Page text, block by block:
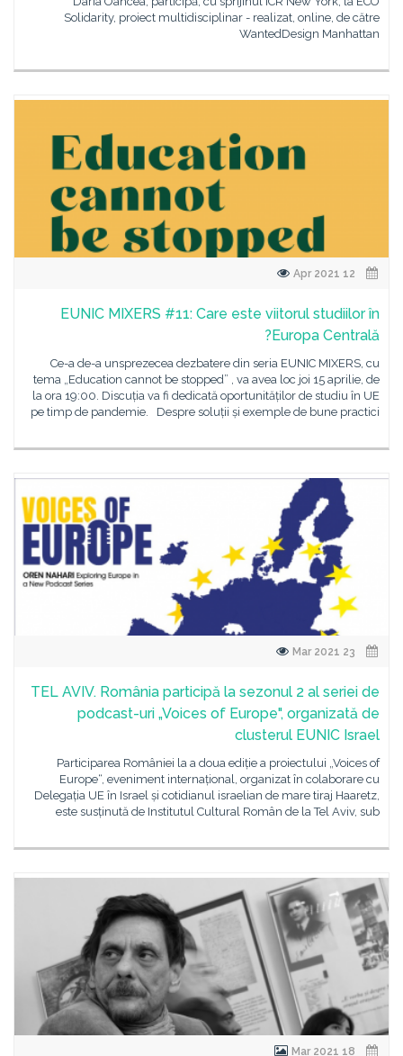
Solidarity, proiect multidisciplinar - realizat, online, de către
WantedDesign Manhattan
EUNIC MIXERS #11: Care este viitorul studiilor în
Europa Centrală?
Ce-a de-a unsprezecea dezbatere din seria EUNIC MIXERS, cu
tema „Education cannot be stopped” , va avea loc joi 15 aprilie, de
la ora 19:00. Discuția va fi dedicată oportunităților de studiu în UE
pe timp de pandemie. Despre soluții și exemple de bune practici
TEL AVIV. România participă la sezonul 2 al seriei de
podcast-uri „Voices of Europe", organizată de
clusterul EUNIC Israel
Participarea României la a doua ediție a proiectului „Voices of
Europe“, eveniment internațional, organizat în colaborare cu
Delegația UE în Israel și cotidianul israelian de mare tiraj Haaretz,
este susținută de Institutul Cultural Român de la Tel Aviv, sub